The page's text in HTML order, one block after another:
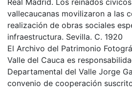
vallecaucanas movilizaron a las
realización de obras sociales
infraestructura. Sevilla. C. 1920
El Archivo del Patrimonio
Valle del Cauca es
Departamental del Valle Jorge
convenio de cooperación